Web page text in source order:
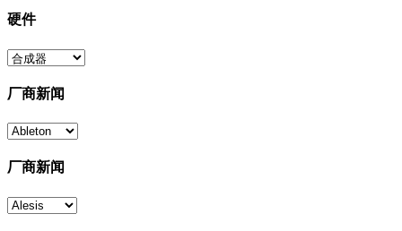
硬件
厂商新闻
厂商新闻